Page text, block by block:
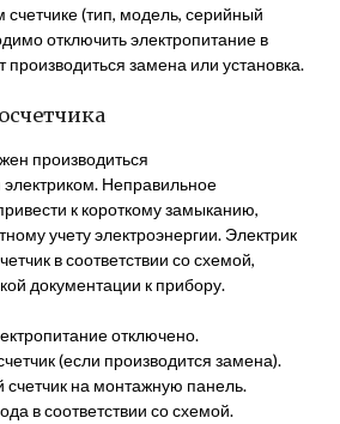
(тип, модель, серийный
отключить электропитание в
замена или установка.
производиться
Неправильное
к короткому замыканию,
учету электроэнергии. Электрик
в соответствии со схемой,
документации к прибору.
отключено.
(если производится замена).
счетчик на монтажную панель.
в соответствии со схемой.